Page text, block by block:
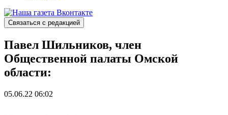
Связаться с редакцией
Павел Шильников, член
Общественной палаты Омской
области:
05.06.22 06:02